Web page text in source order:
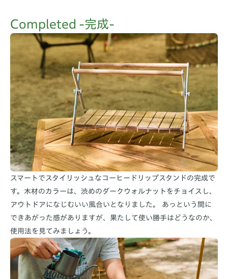
Completed -完成-
スマートでスタイリッシュなコーヒードリップスタンドの完成で
す。木材のカラーは、渋めのダークウォルナットをチョイスし、
アウトドアになじむいい風合いとなりました。 あっという間に
できあがった感がありますが、果たして使い勝手はどうなのか、
使用法を見てみましょう。